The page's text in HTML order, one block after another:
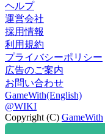
ヘルプ
運営会社
採用情報
利用規約
プライバシーポリシー
広告のご案内
お問い合わせ
GameWith(English)
@WIKI
Copyright (C) GameWith